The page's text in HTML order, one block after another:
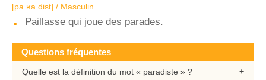
[pa.ʁa.dist] / Masculin
Paillasse qui joue des parades.
Questions fréquentes
Quelle est la définition du mot « paradiste » ?